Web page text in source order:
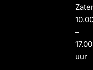
–
17.00
uur